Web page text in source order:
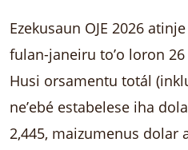
Ezekusaun OJE 2026
fulan-janeiru to’o loron
Husi orsamentu totál
ne’ebé estabelese iha
2,445, maizumenus dolar